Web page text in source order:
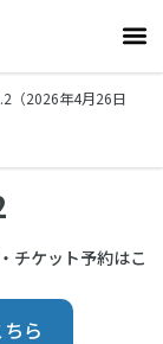
（2026年4月26日
チケット予約はこ
ら